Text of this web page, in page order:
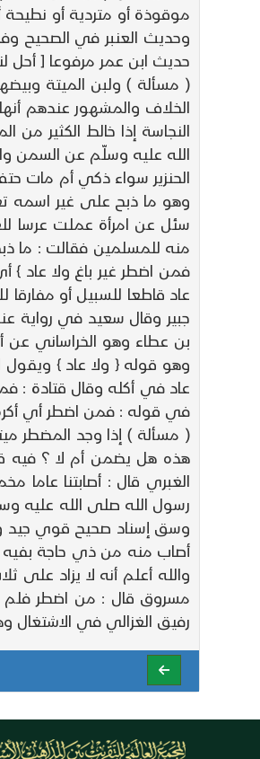
موقوذة أو متردية أو
وحديث العنبر في الصحيح
حديث ابن عمر مرفوعا [ أحل
( مسألة ) ولبن الميتة
الخلاف والمشهور عندهم
الله عليه وسلّم عن السمن
الحنزير سواء ذكي أم مات
وهو ما ذبح على غير اسمه
منه للمسلمين فقالت : ما
فمن اضطر غير باغ ولا عاد }
عاد قاطعا للسبيل أو
جبير وقال سعيد في رواية
بن عطاء وهو الخراساني عن
وهو قوله { ولا عاد } ويقول
عاد في أكله وقال قتادة :
في قوله : فمن اضطر أي أكره
( مسألة ) إذا وجد المضطر
هذه هل يضمن أم لا ؟ فيه
الغبري قال : أصابتنا
رسول الله صلى الله عليه
وسق إسناد صحيح قوي جيد
أصاب منه من ذي حاجة بفيه
والله أعلم أنه لا يزاد
مسروق قال : من اضطر فلم
رفيق الغزالي في الاشتغال